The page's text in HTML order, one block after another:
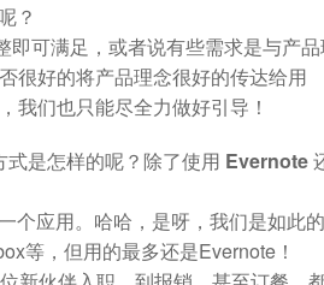
？
可满足，或者说有些需求是与产
很好的将产品理念很好的传达给用
我们也只能尽全力做好引导！
是怎样的呢？除了使用 Evernote
个应用。哈哈，是呀，我们是如此的
等，但用的最多还是Evernote！